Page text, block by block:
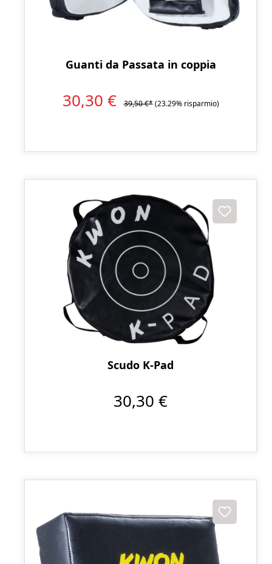
Guanti da Passata in coppia
30,30 € 39,50 €* (23.29% risparmio)
Scudo K-Pad
30,30 €